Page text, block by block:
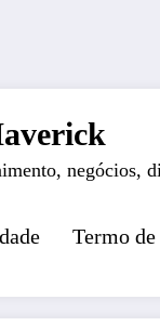
negócios,
Termo